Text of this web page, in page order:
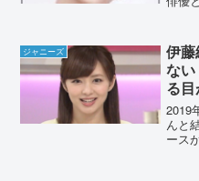
本当
和也
ジャニーズ
伊
な
る目
2019
んと
ース